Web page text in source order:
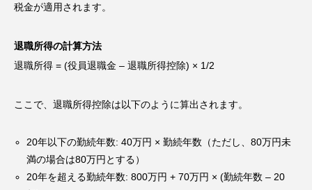
税金が適用されます。
退職所得の計算方法
退職所得 = (役員退職金 – 退職所得控除) × 1/2
ここで、退職所得控除は以下のように算出されます。
20年以下の勤続年数: 40万円 × 勤続年数（ただし、80万円未
満の場合は80万円とする）
20年を超える勤続年数: 800万円 + 70万円 × (勤続年数 – 20